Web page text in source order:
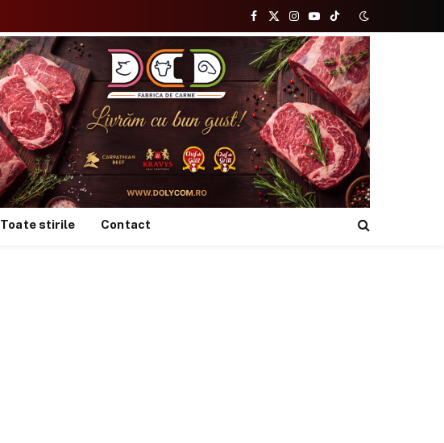
Facebook
X
(Twitter)
Instagram
YouTubeTikTok
Toate stirile Contact